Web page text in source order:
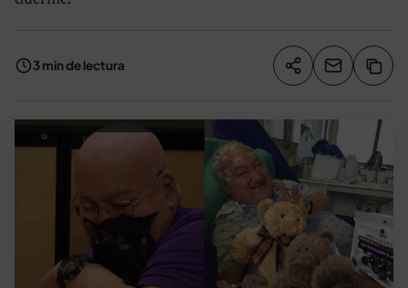
3 min de lectura Compartir